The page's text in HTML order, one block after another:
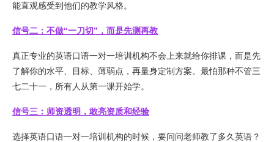
能直观感受到他们的教学风格。
信号二：不做“一刀切”，而是先测再教
真正专业的英语口语一对一培训机构不会上来就给你排课，而是先
了解你的水平、目标、薄弱点，再量身定制方案。最怕那种不管三
七二十一，所有人从第一课开始学。
信号三：师资透明，敢亮资质和经验
选择英语口语一对一培训机构的时候，要问问老师教了多久英语？